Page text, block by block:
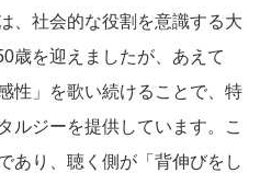
、社会的な役割を意識する大
歳を迎えましたが、あえて
性」を歌い続けることで、特
ルジーを提供しています。こ
あり、聴く側が「背伸びをし